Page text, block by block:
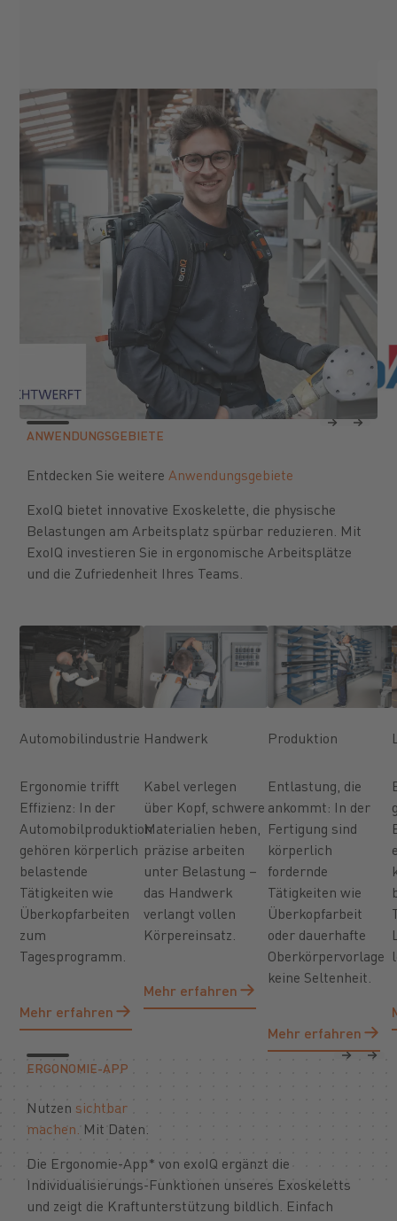
ANWENDUNGSGEBIETE
Entdecken Sie weitere Anwendungsgebiete
ExoIQ bietet innovative Exoskelette, die physische
Belastungen am Arbeitsplatz spürbar reduzieren. Mit
ExoIQ investieren Sie in ergonomische Arbeitsplätze
und die Zufriedenheit Ihres Teams.
Automobilindustrie
Ergonomie trifft
Effizienz: In der
Automobilproduktion
gehören körperlich
belastende
Tätigkeiten wie
Überkopfarbeiten
zum
Tagesprogramm.
Mehr erfahren
Mehr erfahren
Handwerk
Kabel verlegen
über Kopf, schwere
Materialien heben,
präzise arbeiten
unter Belastung –
das Handwerk
verlangt vollen
Körpereinsatz.
Mehr erfahren
Mehr erfahren
Produktion
Entlastung, die
ankommt: In der
Fertigung sind
körperlich
fordernde
Tätigkeiten wie
Überkopfarbeit
oder dauerhafte
Oberkörpervorlage
keine Seltenheit.
Mehr erfahren
Mehr erfahren
ERGONOMIE-APP
Nutzen sichtbar
machen. Mit Daten.
Die Ergonomie-App* von exoIQ ergänzt die
Individualisierungs-Funktionen unseres Exoskeletts
und zeigt die Kraftunterstützung bildlich. Einfach